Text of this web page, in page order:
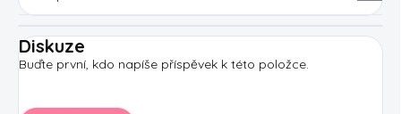
Diskuze
Buďte první, kdo napíše příspěvek k této položce.